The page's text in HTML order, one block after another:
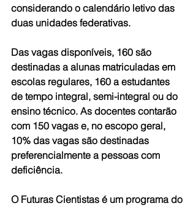
considerando o calendário letivo das
duas unidades federativas.
Das vagas disponíveis, 160 são
destinadas a alunas matriculadas em
escolas regulares, 160 a estudantes
de tempo integral, semi-integral ou do
ensino técnico. As docentes contarão
com 150 vagas e, no escopo geral,
10% das vagas são destinadas
preferencialmente a pessoas com
deficiência.
O Futuras Cientistas é um programa do